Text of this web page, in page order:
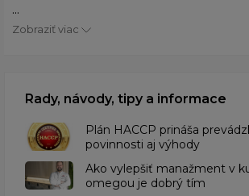
...
Zobraziť viac
Rady, návody, tipy a informace
​Plán HACCP prináša
povinnosti aj výhody
Ako vylepšiť manažment v
omegou je dobrý tím